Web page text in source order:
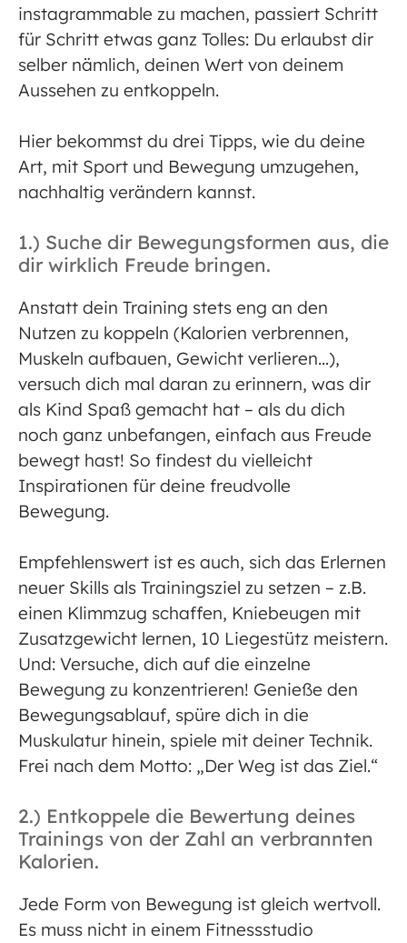
instagrammable zu machen, passiert Schritt
für Schritt etwas ganz Tolles: Du erlaubst dir
selber nämlich, deinen Wert von deinem
Aussehen zu entkoppeln.
Hier bekommst du drei Tipps, wie du deine
Art, mit Sport und Bewegung umzugehen,
nachhaltig verändern kannst.
1.) Suche dir Bewegungsformen aus, die
dir wirklich Freude bringen.
Anstatt dein Training stets eng an den
Nutzen zu koppeln (Kalorien verbrennen,
Muskeln aufbauen, Gewicht verlieren…),
versuch dich mal daran zu erinnern, was dir
als Kind Spaß gemacht hat – als du dich
noch ganz unbefangen, einfach aus Freude
bewegt hast! So findest du vielleicht
Inspirationen für deine freudvolle
Bewegung.
Empfehlenswert ist es auch, sich das Erlernen
neuer Skills als Trainingsziel zu setzen – z.B.
einen Klimmzug schaffen, Kniebeugen mit
Zusatzgewicht lernen, 10 Liegestütz meistern.
Und: Versuche, dich auf die einzelne
Bewegung zu konzentrieren! Genieße den
Bewegungsablauf, spüre dich in die
Muskulatur hinein, spiele mit deiner Technik.
Frei nach dem Motto: „Der Weg ist das Ziel.“
2.) Entkoppele die Bewertung deines
Trainings von der Zahl an verbrannten
Kalorien.
Jede Form von Bewegung ist gleich wertvoll.
Es muss nicht in einem Fitnessstudio